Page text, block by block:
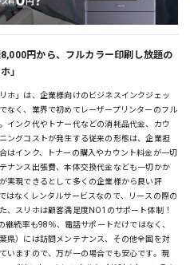
円から、フルカラー印刷し放題の
」
ホ」は、企業様向けのビジネスインクジェッ
なく、業界で初めてレーザープリンターのフル
インク代やトナー代などの消耗品代金、カウ
ングコストが発生する従来の形態は、企業担
はインク、トナーの購入やカウント料金が一切
ナンス出張費、本体交換代金なども一切かか
実現できるとして多くの企業様から良い評
はなくレンタルサービスなので、リースの際の
、スリホは顧客満足度NO1のサポート体制！
継続率も98％、電話サポートだけではなく、
県）には訪問メンテナンス、その他全国を対
いますので、万が一の場合でも安心です。現